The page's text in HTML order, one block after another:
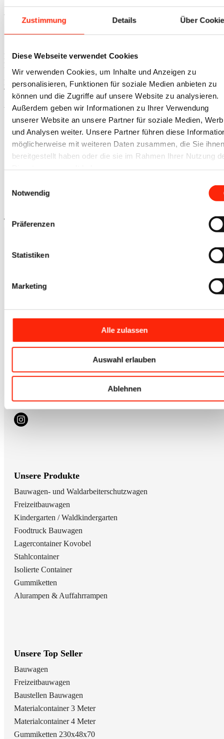
Zustimmung Details Über
Diese Webseite verwendet Cookies
Wir verwenden Cookies, um Inhalte und Anzeigen zu
personalisieren, Funktionen für soziale Medien anbieten zu
können und die Zugriffe auf unsere Website zu analysieren.
Außerdem geben wir Informationen zu Ihrer Verwendung
unserer Website an unsere Partner für soziale Medien,
und Analysen weiter. Unsere Partner führen diese
möglicherweise mit weiteren Daten zusammen, die Sie ihnen
bereitgestellt haben oder die sie im Rahmen Ihrer Nutzung
Notwendig
Präferenzen
Statistiken
Marketing
Alle zulassen
Auswahl erlauben
Ablehnen
Sie haben Fragen zu einem bestimmten Produkt?
Wir rufen Sie gerne zurück. Zu unseremRückrufservice .
SIE ERREICHEN UNS
Mo – Do | 08:00 – 17:30 Uhr
Fr | 08:00 – 14:30 Uhr
Eine Vor-Ort Beratung bieten wir gerne an. Wir bitten um
Terminvereinbarung.
website byopensmjle . © Copyright - iovino.de
Link zu Mail
Link zu Skype
Zahlarten
Versandkosten
Widerrufsbelehrung
AGBs
Nach oben scrollen
Kontakt
Zum Newsletter
Unsere Produkte
Bauwagen- und Waldarbeiterschutzwagen
Freizeitbauwagen
Kindergarten / Waldkindergarten
Foodtruck Bauwagen
Lagercontainer Kovobel
Stahlcontainer
Isolierte Container
Gummiketten
Alurampen & Auffahrrampen
Unsere Top Seller
Bauwagen
Freizeitbauwagen
Baustellen Bauwagen
Materialcontainer 3 Meter
Materialcontainer 4 Meter
Gummiketten 230x48x70